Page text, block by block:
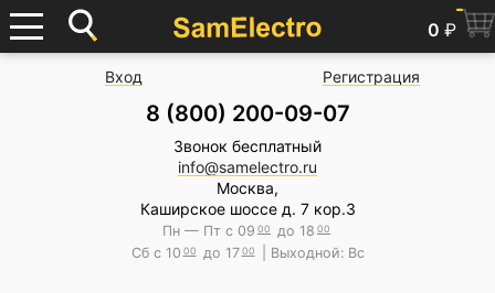
0 ₽
Вход Регистрация
8 (800) 200-09-07
Звонок бесплатный
info@samelectro.ru
Москва,
Каширское шоссе д. 7 кор.3
Пн — Пт с 09 00 до 18 00
Сб с 10 00 до 17 00 | Выходной: Вс